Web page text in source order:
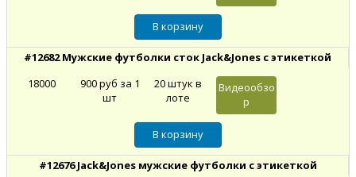
#12682 Мужские футболки сток Jack&Jones с этикеткой
18000
900 руб за 1
шт
20 штук в
лоте
Видеообзо
р
#12676 Jack&Jones мужские футболки с этикеткой